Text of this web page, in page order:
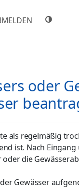
oder
als regelmäßig
ist. Nach
die
Gewässer